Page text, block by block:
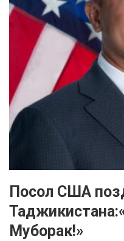
Посол США
Муборак!»